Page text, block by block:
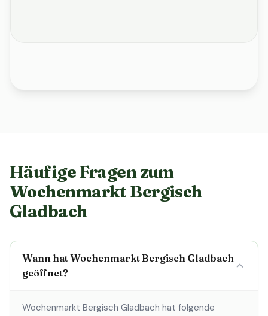
Häufige Fragen zum
Wochenmarkt Bergisch
Gladbach
Wann hat Wochenmarkt Bergisch Gladbach
geöffnet?
Wochenmarkt Bergisch Gladbach hat folgende